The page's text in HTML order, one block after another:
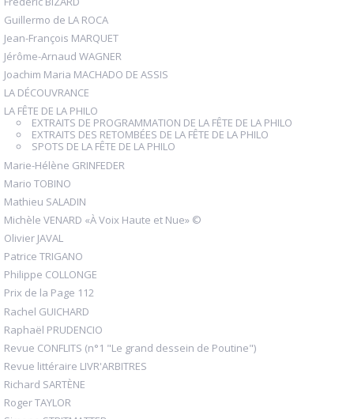
Guillermo de LA ROCA
Jean-François MARQUET
Jérôme-Arnaud WAGNER
Joachim Maria MACHADO DE ASSIS
LA DÉCOUVRANCE
LA FÊTE DE LA PHILO
EXTRAITS DE PROGRAMMATION DE LA FÊTE DE LA PHILO
EXTRAITS DES RETOMBÉES DE LA FÊTE DE LA PHILO
SPOTS DE LA FÊTE DE LA PHILO
Marie-Hélène GRINFEDER
Mario TOBINO
Mathieu SALADIN
Michèle VENARD «À Voix Haute et Nue» ©
Olivier JAVAL
Patrice TRIGANO
Philippe COLLONGE
Prix de la Page 112
Rachel GUICHARD
Raphaël PRUDENCIO
Revue CONFLITS (n°1 "Le grand dessein de Poutine")
Revue littéraire LIVR'ARBITRES
Richard SARTÈNE
Roger TAYLOR